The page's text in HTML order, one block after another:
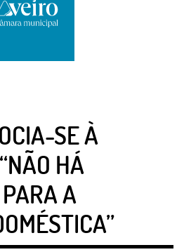
SE À
HÁ
A